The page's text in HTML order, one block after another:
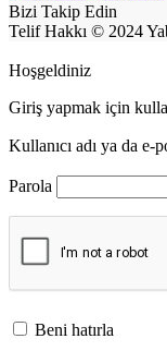
Bizi Takip Edin
Telif Hakkı © 2024
Hoşgeldiniz
Giriş yapmak için
Kullanıcı adı ya da e-
Parola
Beni hatırla